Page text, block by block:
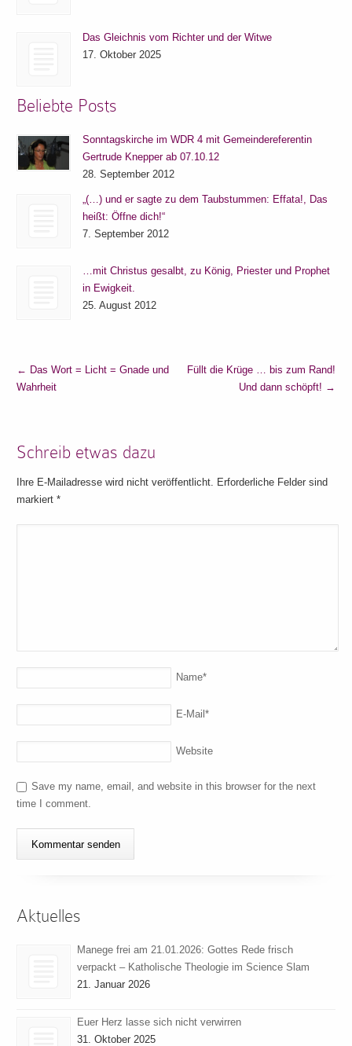
Das Gleichnis vom Richter und der Witwe
17. Oktober 2025
Beliebte Posts
Sonntagskirche im WDR 4 mit Gemeindereferentin
Gertrude Knepper ab 07.10.12
28. September 2012
„(…) und er sagte zu dem Taubstummen: Effata!, Das
heißt: Öffne dich!“
7. September 2012
…mit Christus gesalbt, zu König, Priester und Prophet
in Ewigkeit.
25. August 2012
← Das Wort = Licht = Gnade und
Wahrheit
Füllt die Krüge … bis zum Rand!
Und dann schöpft! →
Schreib etwas dazu
Ihre E-Mailadresse wird nicht veröffentlicht. Erforderliche Felder sind
markiert*
Name*
E-Mail*
Website
Save my name, email, and website in this browser for the next
time I comment.
Aktuelles
Manege frei am 21.01.2026: Gottes Rede frisch
verpackt – Katholische Theologie im Science Slam
21. Januar 2026
Euer Herz lasse sich nicht verwirren
31. Oktober 2025